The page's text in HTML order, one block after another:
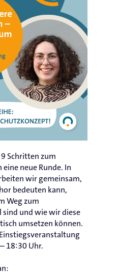
Schritten zum
neue Runde. In
wir gemeinsam,
bedeuten kann,
Weg zum
und wie wir diese
umsetzen können.
18:30 Uhr.